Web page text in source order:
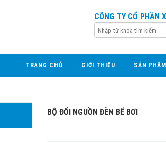
CÔNG TY CỔ PHẦN
TRANG CHỦ GIỚI THIỆU SẢN PHẨM
BỘ ĐỔI NGUỒN ĐÈN BỂ BƠI